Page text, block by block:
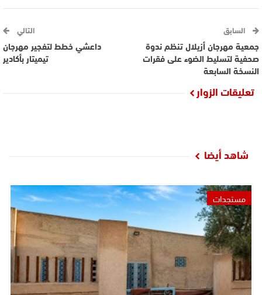
السابق
جمعية مهرجان أزيلال تنظم ندوة
صحفية لتسليط الضوء على فقرات
النسخة السابعة
التالي
داعشي خطط لتفجير مهرجان
تيميتار بأكادير
تعليقات الزوار
شاهد أيضا
مستجدات